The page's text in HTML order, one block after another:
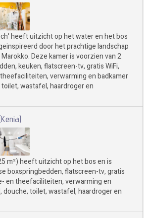
heeft uitzicht op het water en het bos
door het prachtige landschap
Deze kamer is voorzien van 2
keuken, flatscreen-tv, gratis WiFi,
verwarming en badkamer
wastafel, haardroger en
m²) heeft uitzicht op het bos en is
boxspringbedden, flatscreen-tv, gratis
en theefaciliteiten, verwarming en
douche, toilet, wastafel, haardroger en